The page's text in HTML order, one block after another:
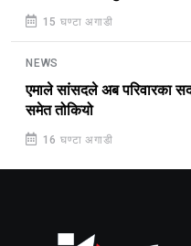
15 घण्टा अगाडी
NEWS
एमाले सांसदले अब परिवारका
समेत तोकियो
16 घण्टा अगाडी